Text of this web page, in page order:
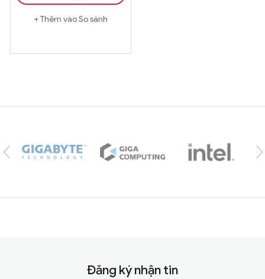
Thêm vào So sánh
Đăng ký nhận tin